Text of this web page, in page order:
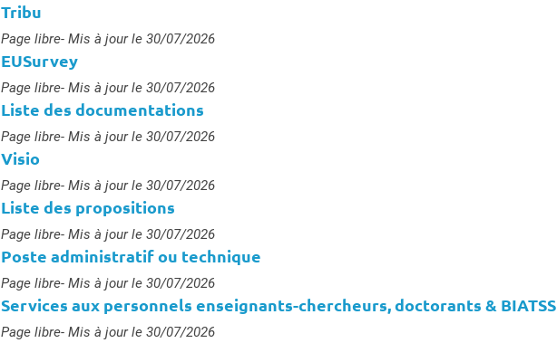
Tribu
Type :
Page libre- Mis à jour le 30/07/2026
EUSurvey
Type :
Page libre- Mis à jour le 30/07/2026
Liste des documentations
Type :
Page libre- Mis à jour le 30/07/2026
Visio
Type :
Page libre- Mis à jour le 30/07/2026
Liste des propositions
Type :
Page libre- Mis à jour le 30/07/2026
Poste administratif ou technique
Type :
Page libre- Mis à jour le 30/07/2026
Services aux personnels enseignants-chercheurs, doctorants & BIATSS
Type :
Page libre- Mis à jour le 30/07/2026